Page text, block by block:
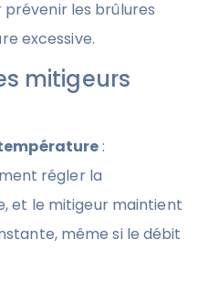
les brûlures
excessive.
mitigeurs
:
régler la
et le mitigeur maintient
même si le débit